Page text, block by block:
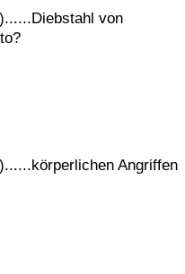
von
Angriffen